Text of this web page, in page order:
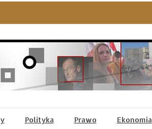
Polityka Prawo Ekonomia